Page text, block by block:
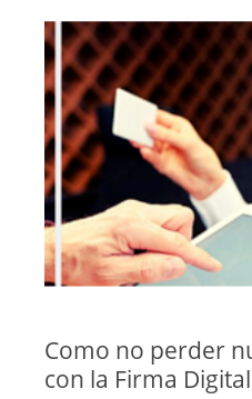
Como no perder
con la Firma